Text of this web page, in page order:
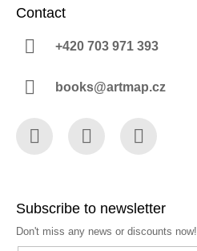
Contact
+420 703 971 393
books@artmap.cz
Subscribe to newsletter
Don't miss any news or discounts now!